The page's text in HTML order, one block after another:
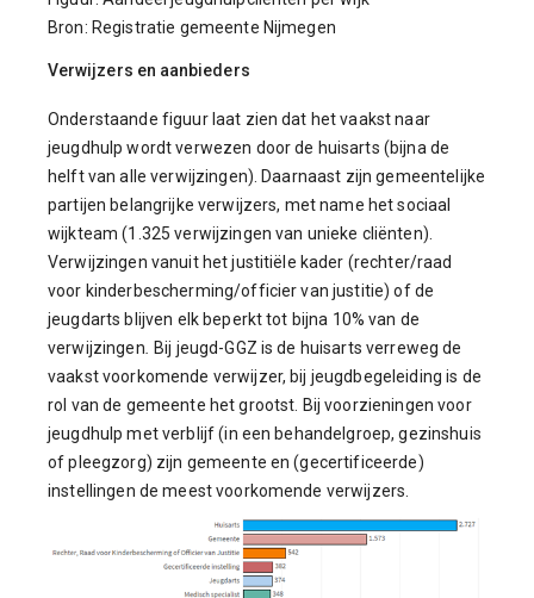
Bron: Registratie gemeente Nijmegen
Verwijzers en aanbieders
Onderstaande figuur laat zien dat het vaakst naar
jeugdhulp wordt verwezen door de huisarts (bijna de
helft van alle verwijzingen). Daarnaast zijn gemeentelijke
partijen belangrijke verwijzers, met name het sociaal
wijkteam (1.325 verwijzingen van unieke cliënten).
Verwijzingen vanuit het justitiële kader (rechter/raad
voor kinderbescherming/officier van justitie) of de
jeugdarts blijven elk beperkt tot bijna 10% van de
verwijzingen
Bij jeugd-GGZ is de huisarts verreweg de
vaakst voorkomende verwijzer, bij jeugdbegeleiding is de
rol van de gemeente het grootst. Bij voorzieningen voor
jeugdhulp met verblijf (in een behandelgroep, gezinshuis
of pleegzorg) zijn gemeente en (gecertificeerde)
instellingen de meest voorkomende verwijzers.